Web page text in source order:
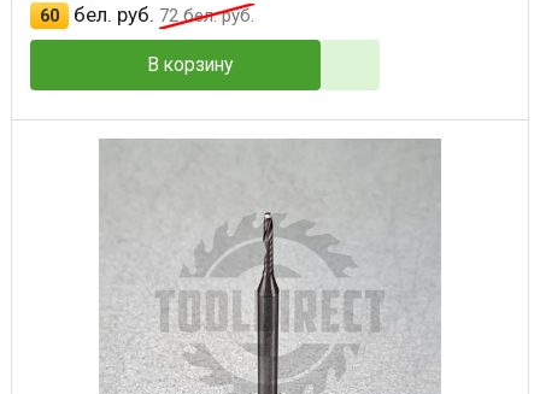
60
бел. руб. 72бел. руб.
В корзину